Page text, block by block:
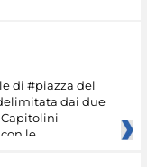
di #piazza del
dai due
le